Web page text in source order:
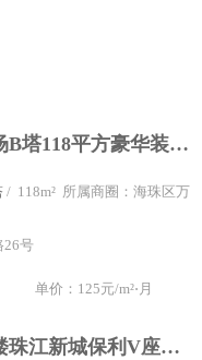
保利叁悦广场B塔118平方豪华装修办公室
/ 118m² 所属商圈：海珠区万
26号
单价：125元/m²⋅月
天河区写字楼珠江新城保利V座出租 高层 采光非常好